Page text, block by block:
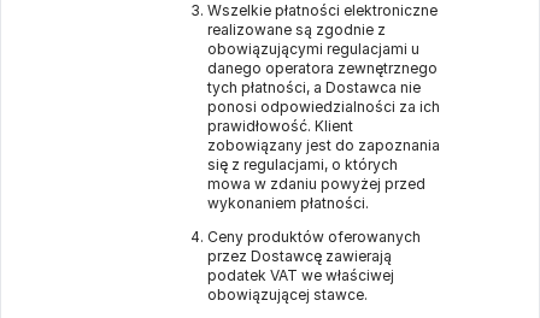
Wszelkie płatności elektroniczne
realizowane są zgodnie z
obowiązującymi regulacjami u
danego operatora zewnętrznego
tych płatności, a Dostawca nie
ponosi odpowiedzialności za ich
prawidłowość. Klient
zobowiązany jest do zapoznania
się z regulacjami, o których
mowa w zdaniu powyżej przed
wykonaniem płatności.
Ceny produktów oferowanych
przez Dostawcę zawierają
podatek VAT we właściwej
obowiązującej stawce.